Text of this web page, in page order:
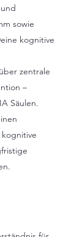
sowie
kognitive
zentrale
–
Säulen.